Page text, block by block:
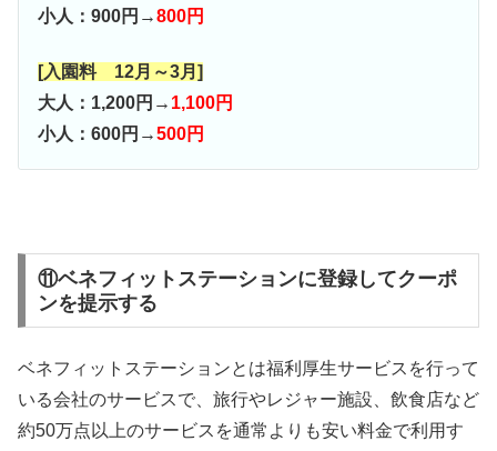
小人：900円→800円
[入園料 12月～3月]
大人：1,200円→ 1,100円
小人：600円→500円
⑪ベネフィットステーションに登録してクーポ
ンを提示する
ベネフィットステーションとは福利厚生サービスを行って
いる会社のサービスで、旅行やレジャー施設、飲食店など
約50万点以上のサービスを通常よりも安い料金で利用す